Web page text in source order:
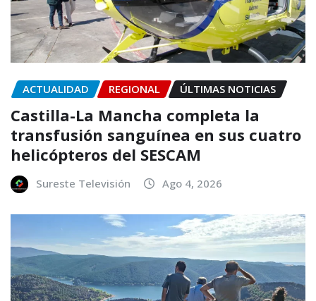
ACTUALIDAD REGIONAL ÚLTIMAS NOTICIAS
Castilla-La Mancha completa la
transfusión sanguínea en sus cuatro
helicópteros del SESCAM
Sureste Televisión Ago 4, 2026